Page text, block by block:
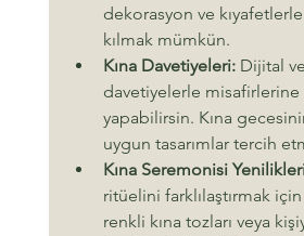
dekorasyon ve
kılmak mümkün.
Kına Davetiyeleri: Dijital
davetiyelerle misafirlerine
yapabilirsin. Kına
uygun tasarımlar tercih
Kına Seremonisi
ritüelini farklılaştırmak
renkli kına tozları veya